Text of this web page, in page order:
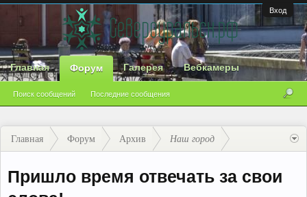
Вход
Главная Форум
Поиск сообщений Последние сообщения
Галерея Вебкамеры
Главная Форум Архив Наш город
Пришло время отвечать за свои